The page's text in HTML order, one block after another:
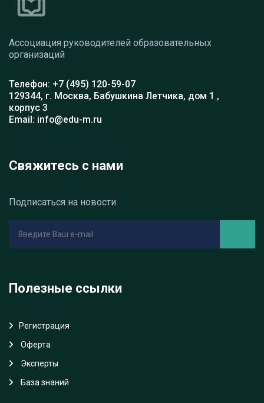
Ассоциация руководителей образовательных
организаций
Телефон: +7 (495) 120-59-07
129344, г. Москва, Бабушкина Летчика, дом 1 ,
корпус 3
Email: info@edu-m.ru
Свяжитесь с нами
Подписаться на новости
Полезные ссылки
Регистрация
Oферта
Эксперты
База знаний